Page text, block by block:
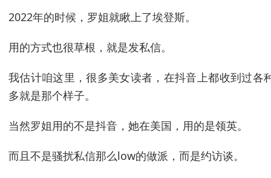
2022年的时候，罗姐就瞅上了埃登斯。
用的方式也很草根，就是发私信。
我估计咱这里，很多美女读者，在抖音上都收到过各
多就是那个样子。
当然罗姐用的不是抖音，她在美国，用的是领英。
而且不是骚扰私信那么low的做派，而是约访谈。